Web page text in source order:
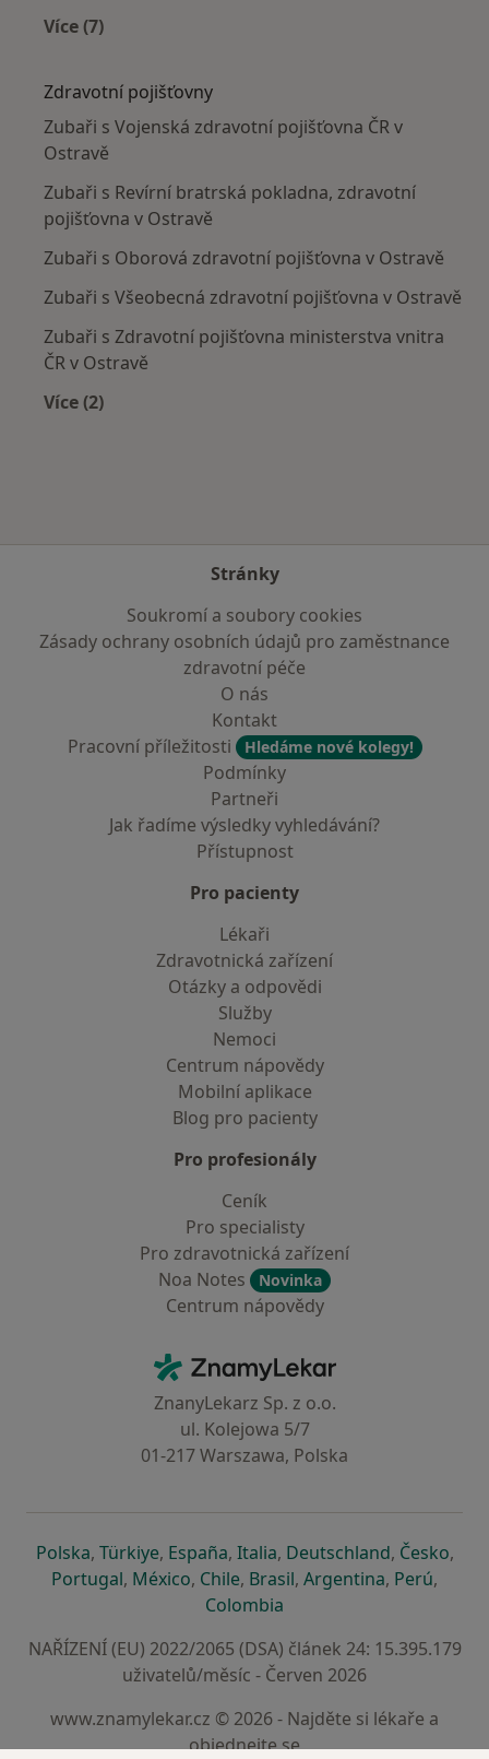
Více (7)
Zdravotní pojišťovny
Zubaři s Vojenská zdravotní pojišťovna ČR v
Ostravě
Zubaři s Revírní bratrská pokladna, zdravotní
pojišťovna v Ostravě
Zubaři s Oborová zdravotní pojišťovna v Ostravě
Zubaři s Všeobecná zdravotní pojišťovna v Ostravě
Zubaři s Zdravotní pojišťovna ministerstva vnitra
ČR v Ostravě
Více (2)
Stránky
Soukromí a soubory cookies
Zásady ochrany osobních údajů pro zaměstnance
zdravotní péče
O nás
Kontakt
Pracovní příležitosti
Hledáme nové kolegy!
Podmínky
Partneři
Jak řadíme výsledky vyhledávání?
Přístupnost
Pro pacienty
Lékaři
Zdravotnická zařízení
Otázky a odpovědi
Služby
Nemoci
Centrum nápovědy
Mobilní aplikace
Blog pro pacienty
Pro profesionály
Ceník
Pro specialisty
Pro zdravotnická zařízení
Noa Notes
Novinka
Centrum nápovědy
ZnamyLekar - Hlavní stránka
ZnanyLekarz Sp. z o.o.
ul. Kolejowa 5/7
01-217 Warszawa, Polska
Polskase otevře v nové záložce
, Türkiyese otevře v nové záložce
, Españase otevře v nové záložce
, Italiase otevře v nové záložce
, Deutschlandse otevře v
, Českose
,
Portugalse otevře v nové záložce
, Méxicose otevře v nové záložce
, Chilese otevře v nové záložce
, Brasilse otevře v nové
, Argentinase otevře v
, Perúse
,
Colombia
NAŘÍZENÍ (EU) 2022/2065 (DSA) článek 24: 15.395.179
uživatelů/měsíc - Červen 2026
www.znamylekar.cz © 2026 - Najděte si lékaře a
objednejte se